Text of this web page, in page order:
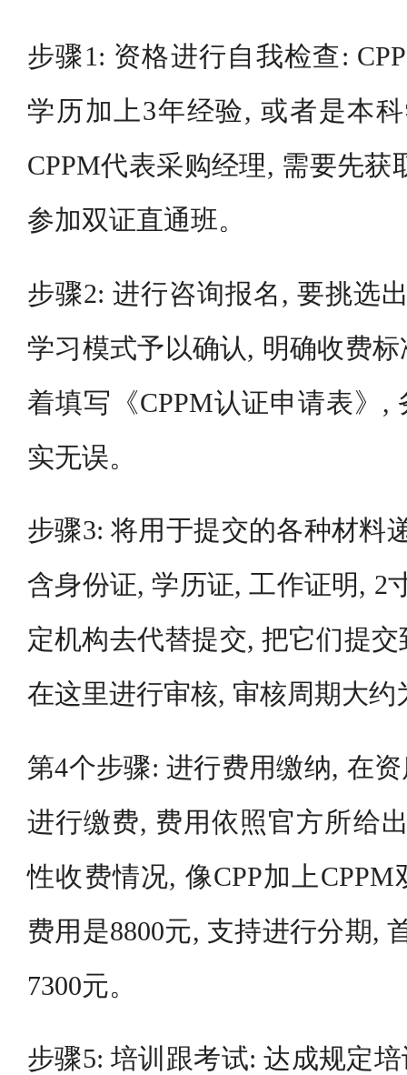
步骤1: 资格进行自我检查:
学历加上3年经验, 或者是本
CPPM代表采购经理, 需要先获
参加双证直通班。
步骤2: 进行咨询报名, 要挑选
学习模式予以确认, 明确收费
着填写《CPPM认证申请表》,
实无误。
步骤3: 将用于提交的各种材料
含身份证, 学历证, 工作证明, 2
定机构去代替提交, 把它们提
在这里进行审核, 审核周期大约
第4个步骤: 进行费用缴纳, 在
进行缴费, 费用依照官方所给
性收费情况, 像CPP加上
费用是8800元, 支持进行分期,
7300元。
步骤5: 培训跟考试: 达成规定